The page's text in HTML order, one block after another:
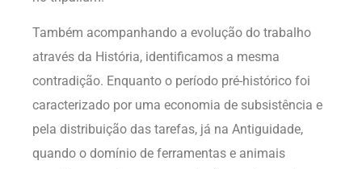
Também acompanhando a evolução do trabalho
através da História, identificamos a mesma
contradição. Enquanto o período pré-histórico foi
caracterizado por uma economia de subsistência e
pela distribuição das tarefas, já na Antiguidade,
quando o domínio de ferramentas e animais